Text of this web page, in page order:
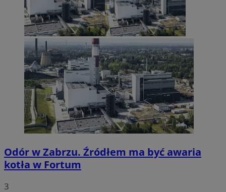
Odór w Zabrzu. Źródłem ma być awaria
kotła w Fortum
3